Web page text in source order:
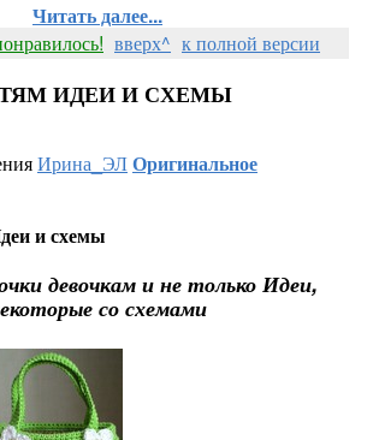
Читать далее...
вверх^ к полной версии
ИДЕИ И СХЕМЫ
Ирина_ЭЛОригинальное
и схемы
девочкам и не только Идеи,
со схемами